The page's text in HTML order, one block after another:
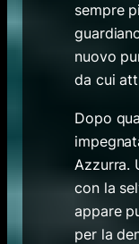
sempre
nuovo
da cui
Dopo
Azzurra.
con la
appare
per la